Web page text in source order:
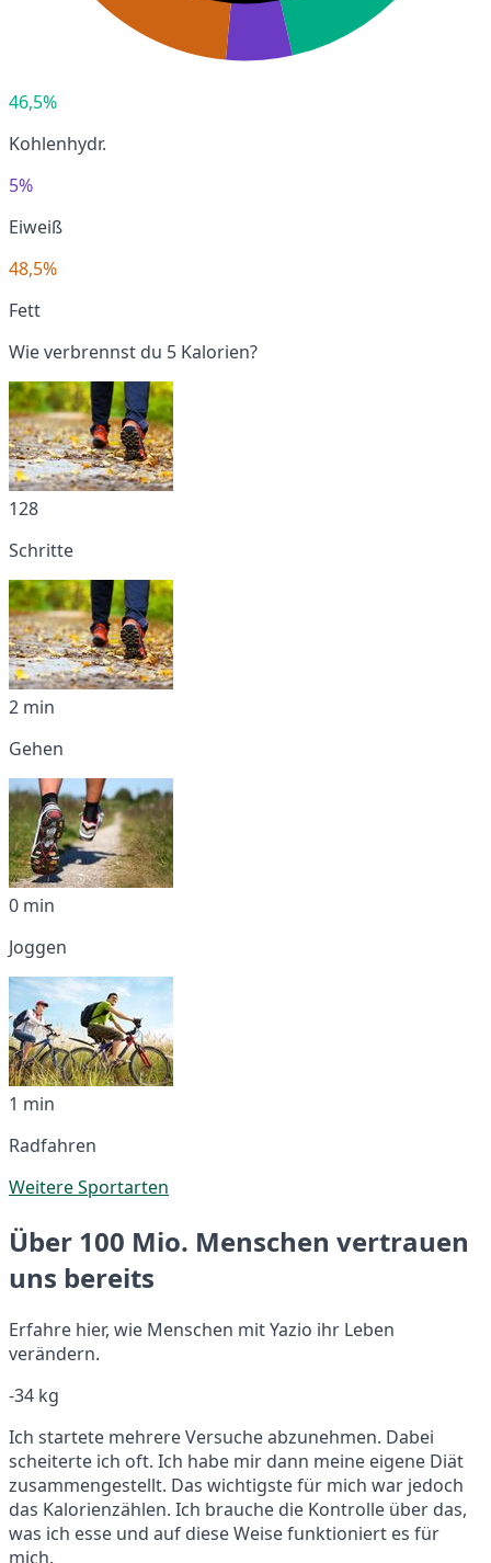
46,5%
Kohlenhydr.
5%
Eiweiß
48,5%
Fett
Wie verbrennst du 5 Kalorien?
128
Schritte
2 min
Gehen
0 min
Joggen
1 min
Radfahren
Weitere Sportarten
Über 100 Mio. Menschen vertrauen
uns bereits
Erfahre hier, wie Menschen mit Yazio ihr Leben
verändern.
-34 kg
Ich startete mehrere Versuche abzunehmen. Dabei
scheiterte ich oft. Ich habe mir dann meine eigene Diät
zusammengestellt. Das wichtigste für mich war jedoch
das Kalorienzählen. Ich brauche die Kontrolle über das,
was ich esse und auf diese Weise funktioniert es für
mich.